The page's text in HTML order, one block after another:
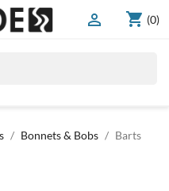
shopping_cart (0)

Bonnets & Bobs
Barts